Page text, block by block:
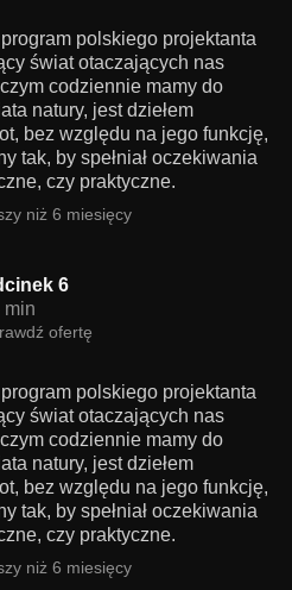
polskiego projektanta
świat otaczających nas
codziennie mamy do
natury, jest dziełem
bez względu na jego funkcję,
tak, by spełniał oczekiwania
czy praktyczne.
niż 6 miesięcy
6
min
ofertę
polskiego projektanta
świat otaczających nas
codziennie mamy do
natury, jest dziełem
bez względu na jego funkcję,
tak, by spełniał oczekiwania
czy praktyczne.
niż 6 miesięcy